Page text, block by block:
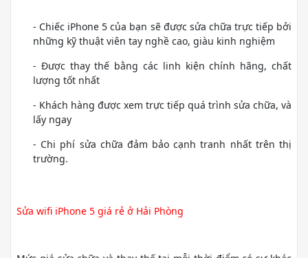
- Chiếc iPhone 5 của bạn sẽ được sửa chữa trực tiếp bởi
những kỹ thuật viên tay nghề cao, giàu kinh nghiệm
- Được thay thế bằng các linh kiện chính hãng, chất
lượng tốt nhất
- Khách hàng được xem trực tiếp quá trình sửa chữa, và
lấy ngay
- Chi phí sửa chữa đảm bảo cạnh tranh nhất trên thị
trường.
Sửa wifi iPhone 5 giá rẻ ở Hải Phòng